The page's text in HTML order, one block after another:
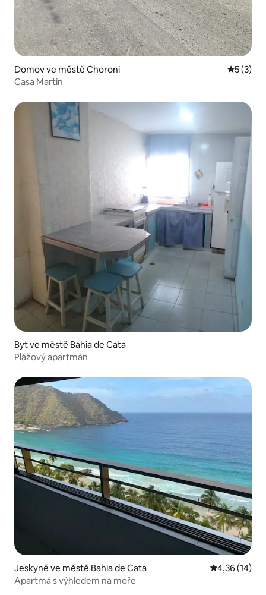
Domov ve městě Choroni
5 (3)
Casa Martin
Byt ve městě Bahia de Cata
Plážový apartmán
Jeskyně ve městě Bahia de Cata Průměrné
4,36 (14)
Apartmá s výhledem na moře